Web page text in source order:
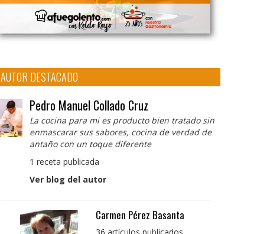
AUTOR DESTACADO
Pedro Manuel Collado Cruz
La cocina para mi es producto bien tratado sin
enmascarar sus sabores, cocina de verdad de
antaño con un toque diferente
1 receta publicada
Ver blog del autor
Pedro Manuel Collado
Cruz